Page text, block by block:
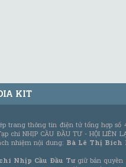
KIT
trang thông tin điện tử tổng hợp số
chí NHỊP CẦU ĐẦU TƯ - HỘI LIÊN
nhiệm nội dung: Bà Lê Thị Bích
Nhịp Cầu Đầu Tưgiữ bản quyền